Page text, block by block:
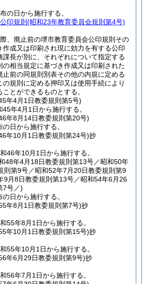
の日から施行する。
印規則 (昭和23年教育委員会規則第4号)
、廃止前の堺市教育委員会公印規則その
作成又は印刷され現に効力を有する公印
課長が別に、それぞれについて指定する
の相当規定に基づき作成又は印刷された
止前の同規則別表その他の内規に定める
の規則に定める押印又は使用手続により
とができるものとする。
年4月1日教委規則第5号)
年4月1日から施行する。
年8月14日教委規則第20号)
日から施行する。
年10月1日教委規則第24号)抄
46年10月1日から施行する。
48年4月18日教委規則第13号／昭和50年
則第9号／昭和52年7月20日教委規則第9
9月8日教委規則第13号／昭和54年6月26
7号／)
日から施行する。
年8月1日教委規則第7号)抄
55年8月1日から施行する。
年10月1日教委規則第15号)抄
55年10月1日から施行する。
年6月29日教委規則第9号)抄
56年7月1日から施行する。